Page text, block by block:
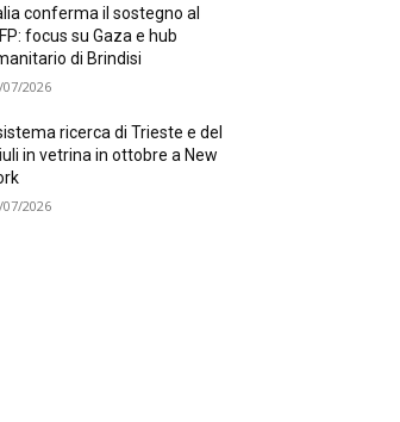
conferma il sostegno al
focus su Gaza e hub
di Brindisi
07/2026
sistema ricerca di Trieste e del
in vetrina in ottobre a New
07/2026